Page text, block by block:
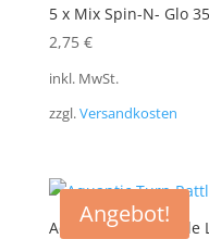
5 x Mix Spin-N- Glo
2,75 €
inkl. MwSt.
zzgl.Versandkosten
Angebot!
Aquantic Turn Rattle